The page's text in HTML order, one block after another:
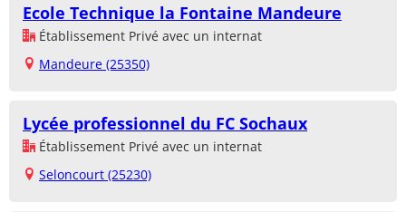
Ecole Technique la Fontaine Mandeure
Établissement Privé avec un internat
Mandeure (25350)
Lycée professionnel du FC Sochaux
Établissement Privé avec un internat
Seloncourt (25230)